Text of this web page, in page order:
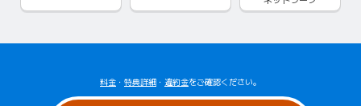
料金 ・ 特典詳細 ・ 違約金をご確認ください。